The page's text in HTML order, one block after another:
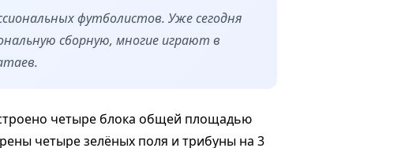
футболистов. Уже сегодня
сборную, многие играют в
четыре блока общей площадью
четыре зелёных поля и трибуны на 3